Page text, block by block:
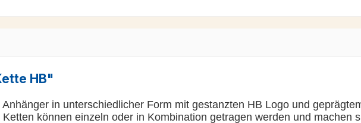
HB"
in unterschiedlicher Form mit gestanzten HB Logo und
können einzeln oder in Kombination getragen werden und machen